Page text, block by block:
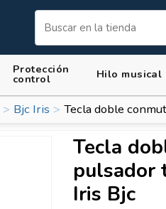
Protección
control Hilo musical
Bjc Iris Tecla doble
Tecla
pulsador
Iris Bjc